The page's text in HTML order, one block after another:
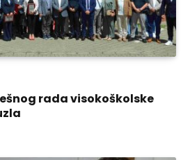
rada visokoškolske